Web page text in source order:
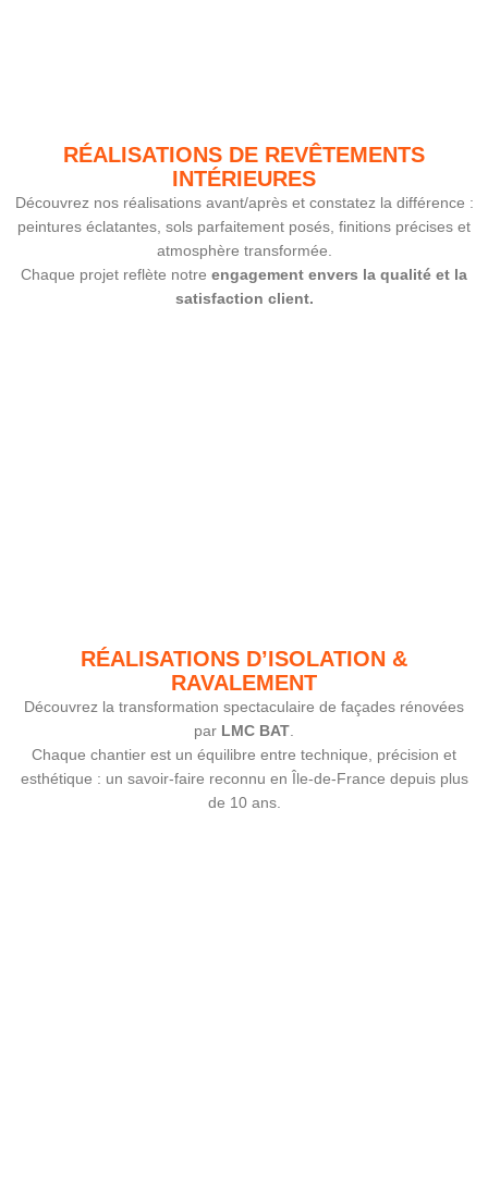
RÉALISATIONS DE REVÊTEMENTS
INTÉRIEURES
Découvrez nos réalisations avant/après et constatez la différence :
peintures éclatantes, sols parfaitement posés, finitions précises et
atmosphère transformée.
Chaque projet reflète notre engagement envers la qualité et la
satisfaction client.
RÉALISATIONS D’ISOLATION &
RAVALEMENT
Découvrez la transformation spectaculaire de façades rénovées
par LMC BAT
Chaque chantier est un équilibre entre technique, précision et
esthétique : un savoir-faire reconnu en Île-de-France depuis plus
de 10 ans.